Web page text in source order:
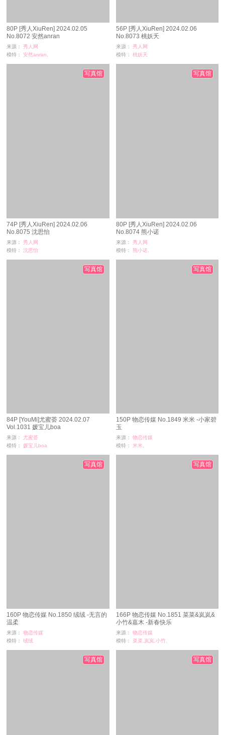
80P [秀人XiuRen] 2024.02.05
No.8072 安然anran
来源：
秀人网
模特：
安然anran,
浏览：250
56P [秀人XiuRen] 2024.02.06
No.8073 桃妖夭
来源：
秀人网
模特：
桃妖夭
浏览：27
74P [秀人XiuRen] 2024.02.06
No.8075 沈思怡
来源：
秀人网
模特：
沈思怡
写真馆
80P [秀人XiuRen] 2024.02.06
No.8074 熊小诺
来源：
秀人网
模特：
熊小诺,
写真馆
84P [YouMi]尤蜜荟 2024.02.07
Vol.1031 媛宝儿boa
来源：
尤蜜荟
模特：
媛宝儿boa
写真馆
150P 物恋传媒 No.1849 米米 -小家碧
玉
来源：
物恋传媒
模特：
米米,
写真馆
160P 物恋传媒 No.1850 绒绒 -无言的
温柔
来源：
物恋传媒
模特：
绒绒
浏览：20
写真馆
166P 物恋传媒 No.1851 菜菜&岚岚&
小竹&嘉木 -新春快乐
来源：
物恋传媒
模特：
菜菜,岚岚,小竹,
浏览：4
写真馆
写真馆 写真馆